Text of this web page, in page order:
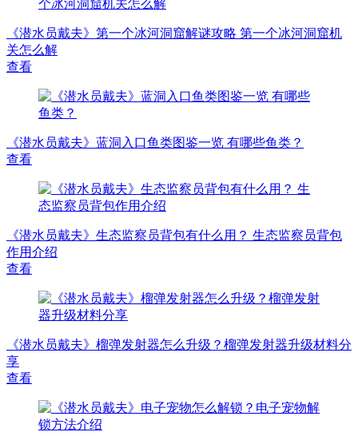
《潜水员戴夫》第一个冰河洞窟解谜攻略 第一个冰河洞窟机
关怎么解
查看
《潜水员戴夫》蓝洞入口鱼类图鉴一览 有哪些鱼类？
查看
《潜水员戴夫》生态监察员背包有什么用？ 生态监察员背包
作用介绍
查看
《潜水员戴夫》榴弹发射器怎么升级？榴弹发射器升级材料分
享
查看